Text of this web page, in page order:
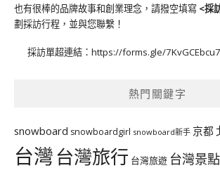
也有很棒的品牌故事和創業理念，請撥空填寫 <採
劃採訪行程，並與您聯繫！
採訪單超連結： https://forms.gle/
熱門關鍵字
snowboard snowboardgirl snowboard新手 京都
台灣台灣旅行 台灣旅遊 台灣景點